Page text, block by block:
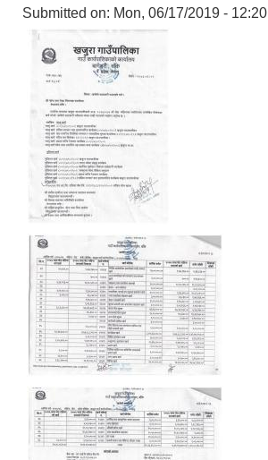
Submitted on: Mon, 06/17/2019 - 12:20